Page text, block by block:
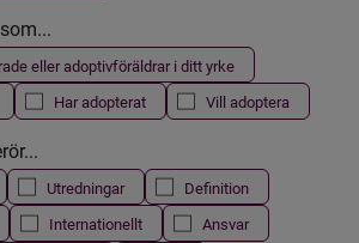
eller adoptivföräldrar i ditt yrke
Har adopterat Vill adoptera
Utredningar
Definition
Internationellt
Ansvar